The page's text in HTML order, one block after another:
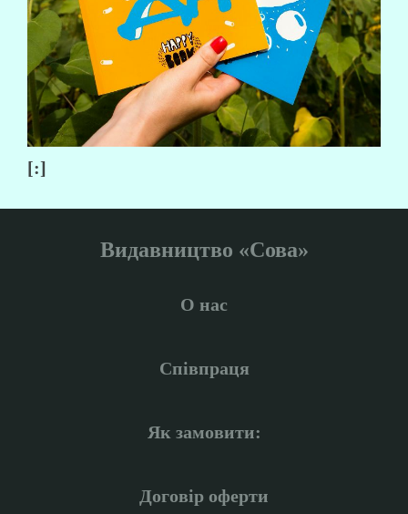
[:]
Видавництво «Сова»
О нас
Співпраця
Як замовити:
Договір оферти